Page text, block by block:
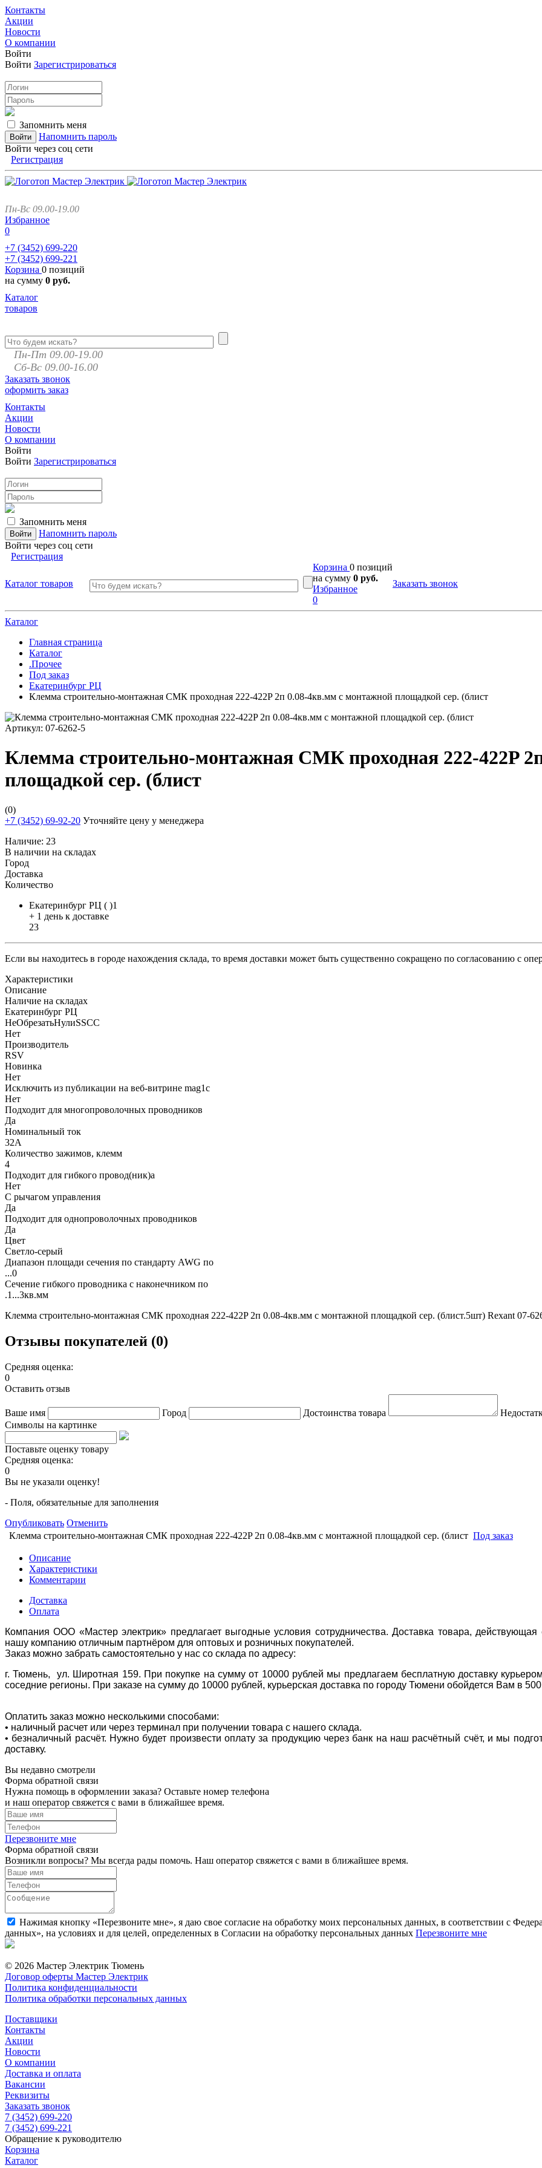
Контакты
Акции
Новости
О компании
Войти
Войти Зарегистрироваться
Запомнить меня
Напомнить пароль
Войти через соц сети
Регистрация
Пн-Вс 09.00-19.00
Избранное
0
+7 (3452) 699-220
+7 (3452) 699-221
Корзина 0 позиций
на сумму 0 руб.
Каталог
товаров
Пн-Пт 09.00-19.00
Сб-Вс 09.00-16.00
Заказать звонок
оформить заказ
Контакты
Акции
Новости
О компании
Войти
Войти Зарегистрироваться
Запомнить меня
Напомнить пароль
Войти через соц сети
Регистрация
Каталог товаров
Корзина 0 позиций
на сумму 0 руб.
Избранное
0
Заказать звонок
Каталог
Главная страница
Каталог
.Прочее
Под заказ
Екатеринбург РЦ
Клемма строительно-монтажная СМК проходная 222-422P 2п 0.08-4кв.мм с монтажной площадкой сер. (блист
Артикул: 07-6262-5
Клемма строительно-монтажная СМК проходная 222-422P
площадкой сер. (блист
(0)
+7 (3452) 69-92-20 Уточняйте цену у менеджера
Наличие: 23
В наличии на складах
Город
Доставка
Количество
Екатеринбург РЦ ( )1
+ 1 день к доставке
23
Если вы находитесь в городе нахождения склада, то время доставки может быть существенно сокращено по согласованию с
Характеристики
Описание
Наличие на складах
Екатеринбург РЦ
НеОбрезатьНулиSSCC
Нет
Производитель
RSV
Новинка
Нет
Исключить из публикации на веб-витрине mag1c
Нет
Подходит для многопроволочных проводников
Да
Номинальный ток
32А
Количество зажимов, клемм
4
Подходит для гибкого провод(ник)а
Нет
С рычагом управления
Да
Подходит для однопроволочных проводников
Да
Цвет
Светло-серый
Диапазон площади сечения по стандарту AWG по
...0
Сечение гибкого проводника с наконечником по
.1...3кв.мм
Клемма строительно-монтажная СМК проходная 222-422P 2п 0.08-4кв.мм с монтажной площадкой сер. (блист.5шт) Rexant 07-
Отзывы покупателей (0)
Средняя оценка:
0
Оставить отзыв
Ваше имя Город Достоинства товара
Символы на картинке
Поставьте оценку товару
Средняя оценка:
0
Вы не указали оценку!
- Поля, обязательные для заполнения
Опубликовать Отменить
Клемма строительно-монтажная СМК проходная 222-422P 2п 0.08-4кв.мм с монтажной площадкой сер. (блист Под заказ
Описание
Характеристики
Комментарии
Доставка
Оплата
Компания ООО «Мастер электрик» предлагает выгодные условия сотрудничества. Доставка товара,
нашу компанию отличным партнёром для оптовых и розничных покупателей.
Заказ можно забрать самостоятельно у нас со склада по адресу:
г. Тюмень, ул. Широтная 159. При покупке на сумму от 10000 рублей мы предлагаем бесплатную доставку
соседние регионы. При заказе на сумму до 10000 рублей, курьерская доставка по городу Тюмени обойдется Вам в
Оплатить заказ можно несколькими способами:
• наличный расчет или через терминал при получении товара с нашего склада.
• безналичный расчёт. Нужно будет произвести оплату за продукцию через банк на наш расчётный счёт, и мы
доставку.
Вы недавно смотрели
Форма обратной связи
Нужна помощь в оформлении заказа? Оставьте номер телефона
и наш оператор свяжется с вами в ближайшее время.
Перезвоните мне
Форма обратной связи
Возникли вопросы? Мы всегда рады помочь. Наш оператор свяжется с вами в ближайшее время.
Нажимая кнопку «Перезвоните мне», я даю свое согласие на обработку моих персональных данных, в соответствии с
данных», на условиях и для целей, определенных в Согласии на обработку персональных данных Перезвоните мне
© 2026 Мастер Электрик Тюмень
Договор оферты Мастер Электрик
Политика конфиденциальности
Политика обработки персональных данных
Поставщики
Контакты
Акции
Новости
О компании
Доставка и оплата
Вакансии
Реквизиты
Заказать звонок
7 (3452) 699-220
7 (3452) 699-221
Обращение к руководителю
Корзина
Каталог